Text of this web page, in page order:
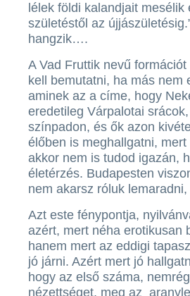
lélek földi kalandjait mesélik
születéstől az
hangzik….
A Vad Fruttik nevű
kell bemutatni, ha más nem
aminek az a címe, hogy
eredetileg Várpalotai
színpadon, és ők azon
élőben is meghallgatni,
akkor nem is tudod igazán,
életérzés. Budapesten
nem akarsz róluk
Azt este fénypontja,
azért, mert néha erotikusan
hanem mert az eddigi
jó járni. Azért mert jó
hogy az első száma,
nézettséget, meg az